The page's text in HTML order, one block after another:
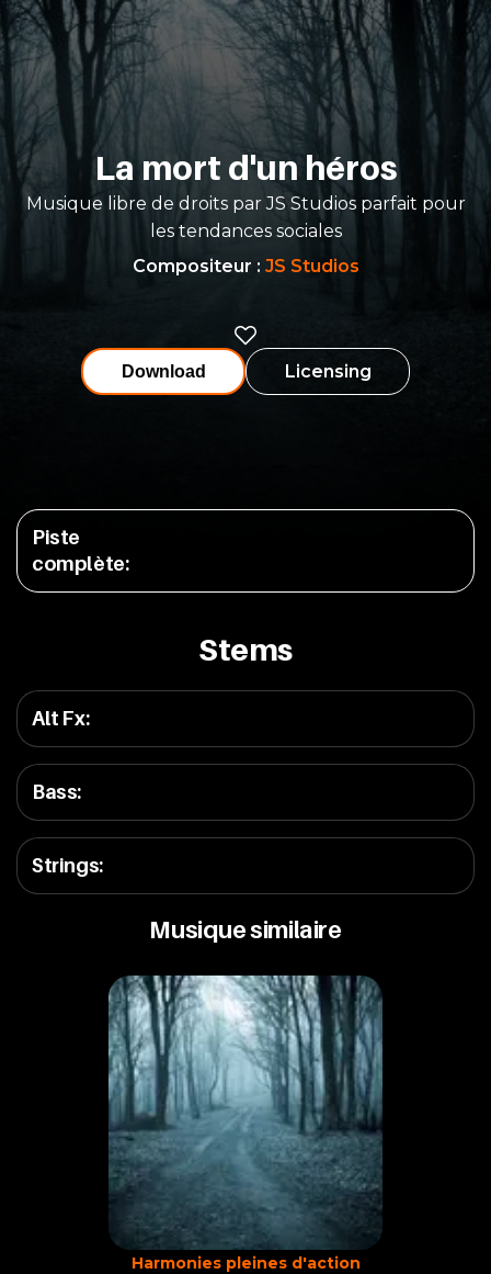
La mort d'un héros
Musique libre de droits par JS Studios parfait pour
les tendances sociales
Compositeur : JS Studios
Download Licensing
Piste
complète:
Stems
Alt Fx:
Bass:
Strings:
Musique similaire
Harmonies pleines d'action